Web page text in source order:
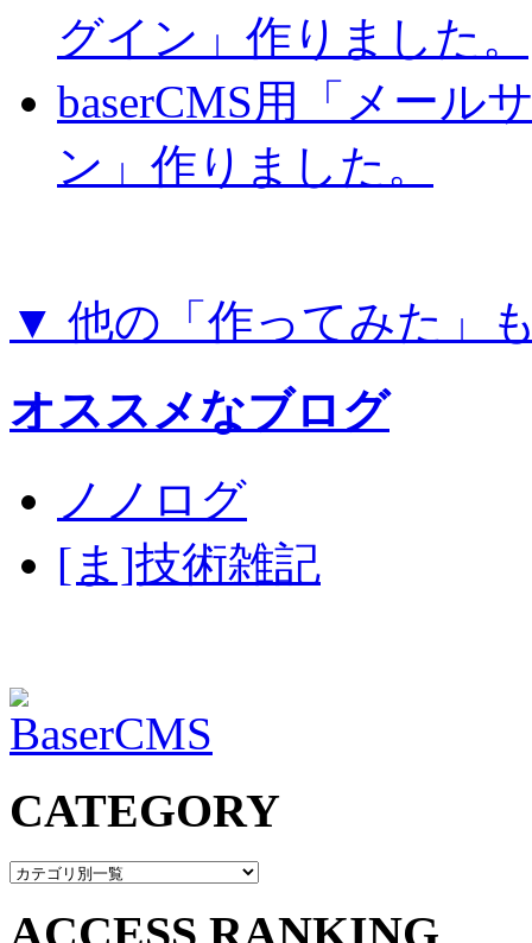
グイン」作りました。
baserCMS用「メール
ン」作りました。
▼ 他の「作ってみた」
オススメなブログ
ノノログ
[ま]技術雑記
CATEGORY